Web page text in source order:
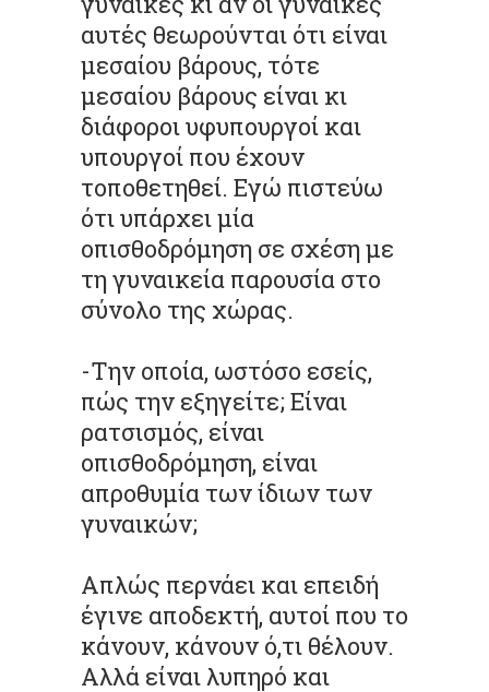
αυτές θεωρούνται ότι είναι
μεσαίου βάρους, τότε
μεσαίου βάρους είναι κι
διάφοροι υφυπουργοί και
υπουργοί που έχουν
τοποθετηθεί. Εγώ πιστεύω
ότι υπάρχει μία
οπισθοδρόμηση σε σχέση με
τη γυναικεία παρουσία στο
σύνολο της χώρας.
-Την οποία, ωστόσο εσείς,
πώς την εξηγείτε; Είναι
ρατσισμός, είναι
οπισθοδρόμηση, είναι
απροθυμία των ίδιων των
γυναικών;
Απλώς περνάει και επειδή
έγινε αποδεκτή, αυτοί που το
κάνουν, κάνουν ό,τι θέλουν.
Αλλά είναι λυπηρό και